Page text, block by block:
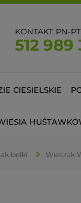
KONTAKT: PN-
512 989
CIESIELSKIE
belki Wieszak